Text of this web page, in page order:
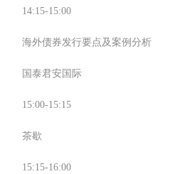
14:15-15:00
海外债券发行要点及案例分析
国泰君安国际
15:00-15:15
茶歇
15:15-16:00